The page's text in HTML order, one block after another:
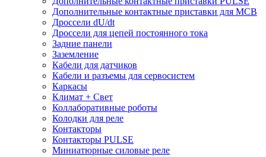
Дополнительные контактные приставки для MCB
Дроссели dU/dt
Дроссели для цепей постоянного тока
Задние панели
Заземление
Кабели для датчиков
Кабели и разъемы для сервосистем
Каркасы
Климат + Свет
Коллаборативные роботы
Колодки для реле
Контакторы
Контакторы PULSE
Миниатюрные силовые реле